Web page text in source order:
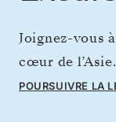
Joignez-vous
cœur de
POURSUIVRE LA